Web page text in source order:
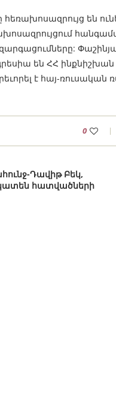
են
են ՀՀ
է հայ-ռուսական
0
Դավիթ Բեկ,
հատվածների